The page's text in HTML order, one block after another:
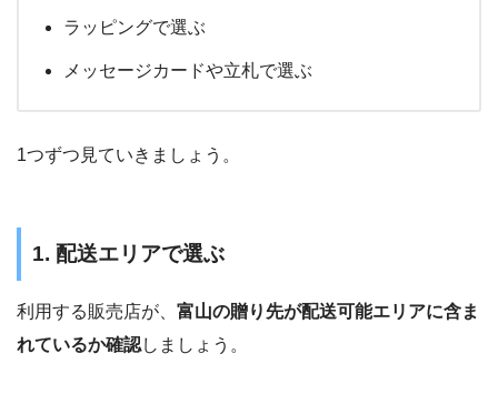
ラッピングで選ぶ
メッセージカードや立札で選ぶ
1つずつ見ていきましょう。
1. 配送エリアで選ぶ
利用する販売店が、 富山の贈り先が配送可能エリアに含ま
れているか確認しましょう。